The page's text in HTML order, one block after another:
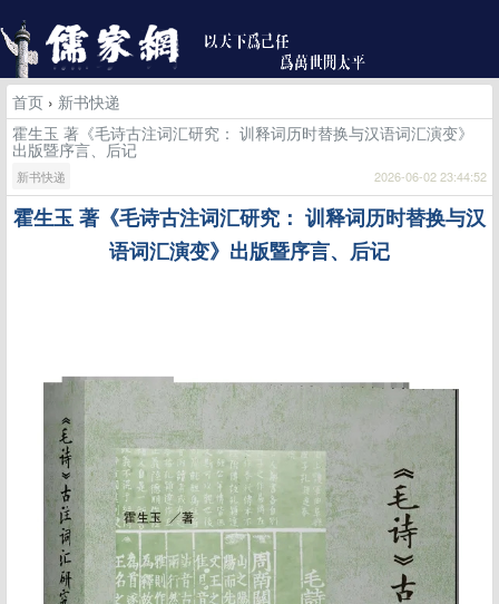
首页 › 新书快递
霍生玉 著《毛诗古注词汇研究： 训释词历时替换与汉语词汇演变》
出版暨序言、后记
新书快递 2026-06-02 23:44:52
霍生玉 著《毛诗古注词汇研究： 训释词历时替换与汉
语词汇演变》出版暨序言、后记